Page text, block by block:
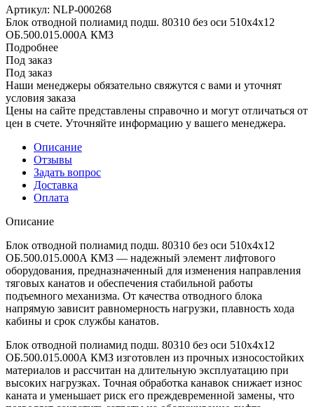
Артикул: NLP-000268
Блок отводной полиамид подш. 80310 без оси 510х4х12
ОБ.500.015.000А КМЗ
Подробнее
Под заказ
Под заказ
Наши менеджеры обязательно свяжутся с вами и уточнят
условия заказа
Цены на сайте представлены справочно и могут отличаться от
цен в счете. Уточняйте информацию у вашего менеджера.
Описание
Отзывы
Задать вопрос
Доставка
Оплата
Описание
Блок отводной полиамид подш. 80310 без оси 510х4х12
ОБ.500.015.000А КМЗ — надежный элемент лифтового
оборудования, предназначенный для изменения направления
тяговых канатов и обеспечения стабильной работы
подъемного механизма. От качества отводного блока
напрямую зависит равномерность нагрузки, плавность хода
кабины и срок службы канатов.
Блок отводной полиамид подш. 80310 без оси 510х4х12
ОБ.500.015.000А КМЗ изготовлен из прочных износостойких
материалов и рассчитан на длительную эксплуатацию при
высоких нагрузках. Точная обработка канавок снижает износ
каната и уменьшает риск его преждевременной замены, что